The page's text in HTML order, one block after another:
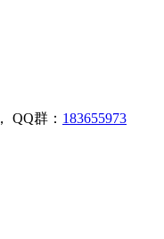
， QQ群： 183655973